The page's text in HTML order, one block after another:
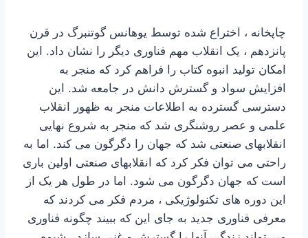
چاپخانه ، اختراع شده توسط یوهانس گوتنبرگ در قرن
پانزدهم ، یک انقلاب مهم فناوری دیگر را نشان داد. این
امکان تولید انبوه کتاب را فراهم کرد که منجر به
افزایش سواد و گسترش دانش در جامعه شد. این
دسترسی گسترده به اطلاعات منجر به ظهور انقلاب
علمی و عصر روشنگری شد که منجر به شروع نهایی
انقلابهای صنعتی شد که جهان را دگرگون می کند. اما به
راحتی می توان فکر کرد که انقلابهای صنعتی اولین باری
است که جهان دگرگون می شود. اما در طول هر یک از
این دوره های تکنولوژیکی ، مردم فکر می کردند که
معرفی فناوری جدید به جای این که ببیند چگونه فناوری